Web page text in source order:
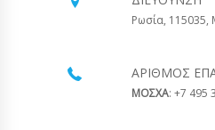
Ρωσία, 115035,
ΑΡΙΘΜΌΣ
ΜΟΣΧΑ: +7 495